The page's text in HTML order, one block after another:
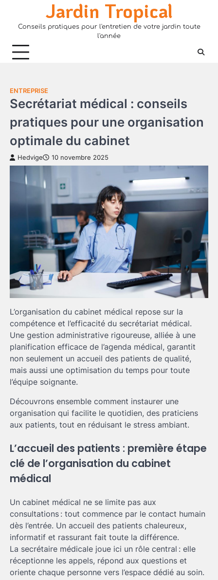
content
Jardin Tropical
Conseils pratiques pour l'entretien de votre jardin toute
l'année
ENTREPRISE
Secrétariat médical : conseils
pratiques pour une organisation
optimale du cabinet
Hedvige 10 novembre 2025
L’organisation du cabinet médical repose sur la
compétence et l’efficacité du secrétariat médical.
Une gestion administrative rigoureuse, alliée à une
planification efficace de l’agenda médical, garantit
non seulement un accueil des patients de qualité,
mais aussi une optimisation du temps pour toute
l’équipe soignante.
Découvrons ensemble comment instaurer une
organisation qui facilite le quotidien, des praticiens
aux patients, tout en réduisant le stress ambiant.
L’accueil des patients : première étape
clé de l’organisation du cabinet
médical
Un cabinet médical ne se limite pas aux
consultations : tout commence par le contact humain
dès l’entrée. Un accueil des patients chaleureux,
informatif et rassurant fait toute la différence.
La secrétaire médicale joue ici un rôle central : elle
réceptionne les appels, répond aux questions et
oriente chaque personne vers l’espace dédié au soin.